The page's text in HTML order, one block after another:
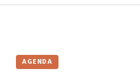
AGENDA